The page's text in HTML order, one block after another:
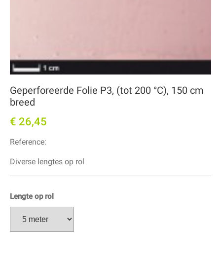
Geperforeerde Folie P3, (tot 200 °C), 150 cm
breed
€ 26,45
Reference:
Diverse lengtes op rol
Lengte op rol